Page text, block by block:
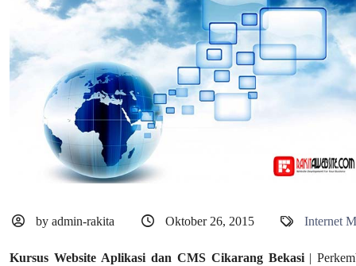
by admin-rakita Oktober 26, 2015 Internet
Kursus Website Aplikasi dan CMS Cikarang Bekasi|